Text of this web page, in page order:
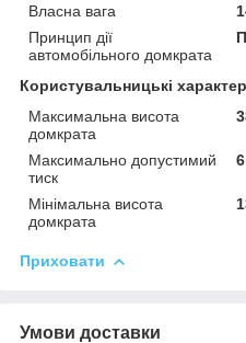
Власна вага
Принцип дії
автомобільного домкрата
Користувальницькі
Максимальна висота
домкрата
Максимально допустимий
тиск
Мінімальна висота
домкрата
Приховати
Умови доставки